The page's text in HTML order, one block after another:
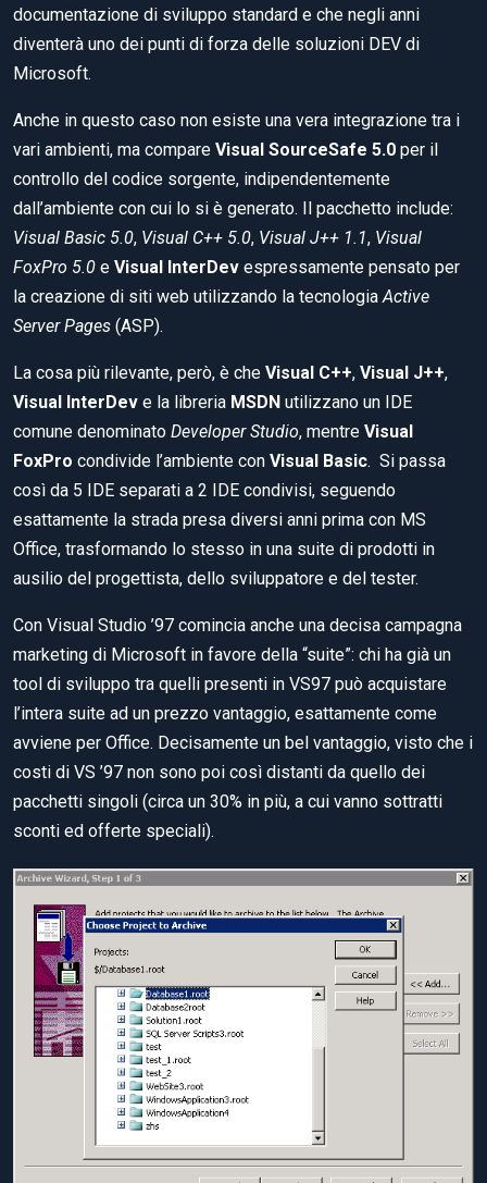
documentazione di sviluppo standard e che negli anni
diventerà uno dei punti di forza delle soluzioni DEV di
Microsoft.
Anche in questo caso non esiste una vera integrazione tra i
vari ambienti, ma compare Visual SourceSafe 5.0 per il
controllo del codice sorgente, indipendentemente
dall’ambiente con cui lo si è generato. Il pacchetto include:
Visual Basic 5.0, Visual C++ 5.0, Visual J++ 1.1, Visual
FoxPro 5.0 e Visual InterDev espressamente pensato per
la creazione di siti web utilizzando la tecnologiaActive
Server Pages (ASP).
La cosa più rilevante, però, è che Visual C++, Visual J++,
Visual InterDev e la libreria MSDN utilizzano un IDE
comune denominato Developer Studio, mentre Visual
FoxPro condivide l’ambiente con Visual Basic. Si passa
così da 5 IDE separati a 2 IDE condivisi, seguendo
esattamente la strada presa diversi anni prima con MS
Office, trasformando lo stesso in una suite di prodotti in
ausilio del progettista, dello sviluppatore e del tester.
Con Visual Studio ’97 comincia anche una decisa campagna
marketing di Microsoft in favore della “suite”: chi ha già un
tool di sviluppo tra quelli presenti in VS97 può acquistare
l’intera suite ad un prezzo vantaggio, esattamente come
avviene per Office. Decisamente un bel vantaggio, visto che i
costi di VS ’97 non sono poi così distanti da quello dei
pacchetti singoli (circa un 30% in più, a cui vanno sottratti
sconti ed offerte speciali).